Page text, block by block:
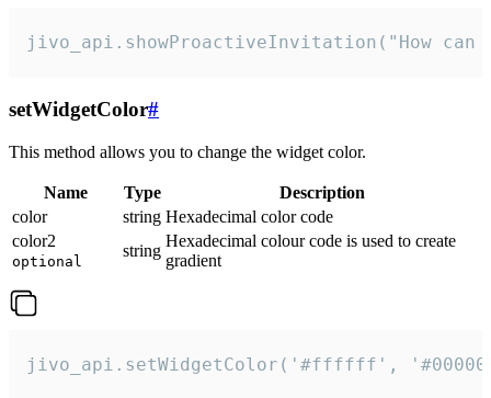
jivo_api.showProactiveInvitation("How
setWidgetColor#
This method allows you to change the widget color.
Name Type
Description
color
string Hexadecimal color code
color2
optional
string
Hexadecimal colour code is used to create
gradient
jivo_api.setWidgetColor('#ffffff',